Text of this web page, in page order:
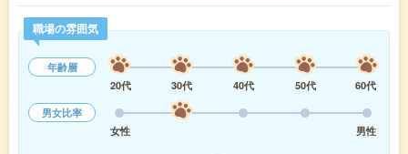
職場の雰囲気
年齢層
20代
30代 40代 50代
60代
男女比率
女性
男性